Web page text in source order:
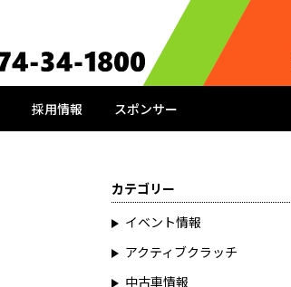
採用情報 スポンサー
カテゴリー
イベント情報
アクティブクラッチ
中古車情報